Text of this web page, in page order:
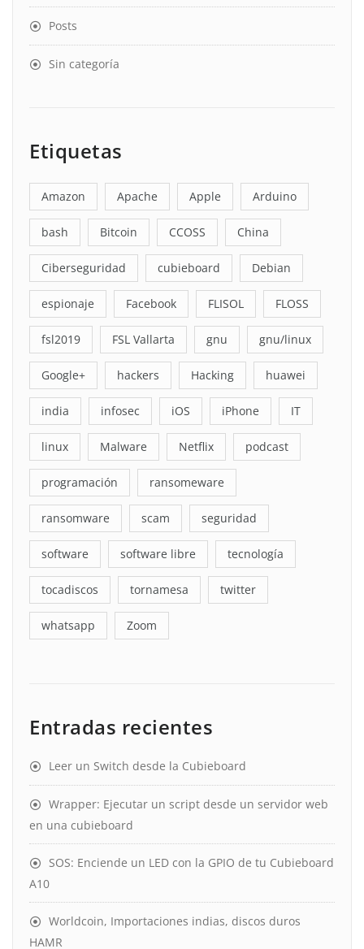
Posts
Sin categoría
Etiquetas
Amazon Apache Apple Arduino
bash Bitcoin CCOSS China
Ciberseguridad cubieboard Debian
espionaje Facebook FLISOL FLOSS
fsl2019 FSL Vallarta gnu gnu/linux
Google+ hackers Hacking huawei
india infosec iOS iPhone IT
linux Malware Netflix podcast
programación ransomeware
ransomware scam seguridad
software software libre tecnología
tocadiscos tornamesa twitter
whatsapp Zoom
Entradas recientes
Leer un Switch desde la Cubieboard
Wrapper: Ejecutar un script desde un servidor web
en una cubieboard
SOS: Enciende un LED con la GPIO de tu Cubieboard
A10
Worldcoin, Importaciones indias, discos duros
HAMR